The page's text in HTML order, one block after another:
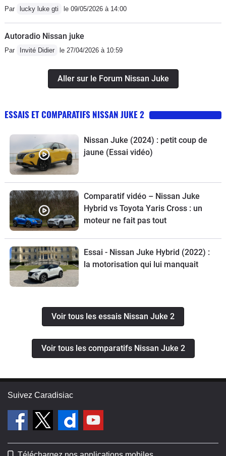
Par lucky luke gti le 09/05/2026 à 14:00
Autoradio Nissan juke
Par Invité Didier le 27/04/2026 à 10:59
Aller sur le Forum Nissan Juke
ESSAIS ET COMPARATIFS NISSAN JUKE 2
Nissan Juke (2024) : petit coup de
jaune (Essai vidéo)
Comparatif vidéo – Nissan Juke
Hybrid vs Toyota Yaris Cross : un
moteur ne fait pas tout
Essai - Nissan Juke Hybrid (2022) :
la motorisation qui lui manquait
Voir tous les essais Nissan Juke 2
Voir tous les comparatifs Nissan Juke 2
Suivez Caradisiac